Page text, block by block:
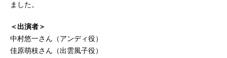
ました。
＜出演者＞
中村悠一さん（アンディ役）
佳原萌枝さん（出雲風子役）